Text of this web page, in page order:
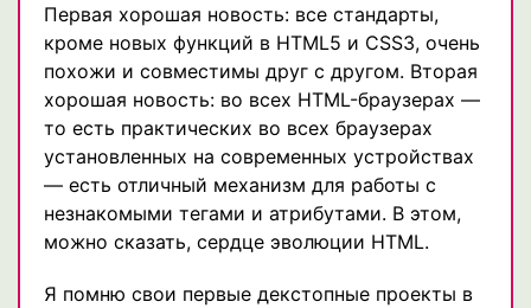
Первая хорошая новость: все стандарты,
кроме новых функций в HTML5 и CSS3, очень
похожи и совместимы друг с другом. Вторая
хорошая новость: во всех HTML-браузерах —
то есть практических во всех браузерах
установленных на современных устройствах
— есть отличный механизм для работы с
незнакомыми тегами и атрибутами. В этом,
можно сказать, сердце эволюции HTML.
Я помню свои первые декстопные проекты в